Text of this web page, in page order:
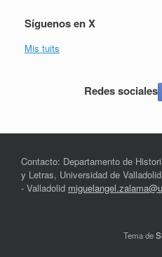
Síguenos en X
Mis tuits
Redes sociales
Contacto: Departamento de
y Letras, Universidad de
- Valladolid
Tema de